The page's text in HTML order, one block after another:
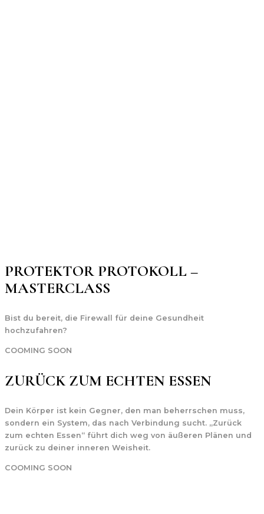
PROTEKTOR PROTOKOLL –
MASTERCLASS
Bist du bereit, die Firewall für deine Gesundheit
hochzufahren?
COOMING SOON
ZURÜCK ZUM ECHTEN ESSEN
Dein Körper ist kein Gegner, den man beherrschen muss,
sondern ein System, das nach Verbindung sucht. „Zurück
zum echten Essen“ führt dich weg von äußeren Plänen und
zurück zu deiner inneren Weisheit.
COOMING SOON